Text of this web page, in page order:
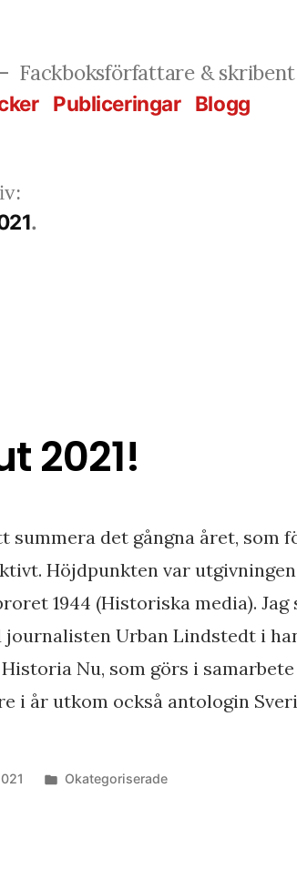
Fackboksförfattare & skribent
Publiceringar Blogg
2021!
summera det gångna året, som
Höjdpunkten var
1944 (Historiska media). Jag
Urban Lindstedt i
Nu, som görs i
i år utkom också antologin
Publicerat
Okategoriserade